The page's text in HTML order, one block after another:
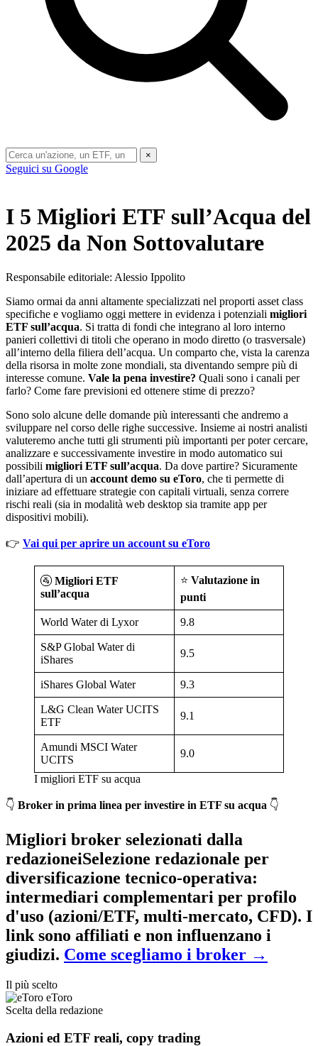
×
Seguici su Google
I 5 Migliori ETF sull’Acqua del
2025 da Non Sottovalutare
Responsabile editoriale: Alessio Ippolito
Siamo ormai da anni altamente specializzati nel proporti asset class
specifiche e vogliamo oggi mettere in evidenza i potenziali migliori
ETF sull’acqua. Si tratta di fondi che integrano al loro interno
panieri collettivi di titoli che operano in modo diretto (o trasversale)
all’interno della filiera dell’acqua. Un comparto che, vista la carenza
della risorsa in molte zone mondiali, sta diventando sempre più di
interesse comune. Vale la pena investire? Quali sono i canali per
farlo? Come fare previsioni ed ottenere stime di prezzo?
Sono solo alcune delle domande più interessanti che andremo a
sviluppare nel corso delle righe successive. Insieme ai nostri analisti
valuteremo anche tutti gli strumenti più importanti per poter cercare,
analizzare e successivamente investire in modo automatico sui
possibili migliori ETF sull’acqua. Da dove partire? Sicuramente
dall’apertura di un account demo su eToro, che ti permette di
iniziare ad effettuare strategie con capitali virtuali, senza correre
rischi reali (sia in modalità web desktop sia tramite app per
dispositivi mobili).
👉 Vai qui per aprire un account su eToro
🚰 Migliori ETF
sull’acqua
⭐ Valutazione in
punti
World Water di Lyxor 9.8
S&P Global Water di
iShares
9.5
iShares Global Water 9.3
L&G Clean Water UCITS
ETF
9.1
Amundi MSCI Water
UCITS
9.0
I migliori ETF su acqua
👇 Broker in prima linea per investire in ETF su acqua 👇
Migliori broker selezionati dalla
redazioneiSelezione redazionale per
diversificazione tecnico-operativa:
intermediari complementari per profilo
d'uso (azioni/ETF, multi-mercato, CFD). I
link sono affiliati e non influenzano i
giudizi. Come scegliamo i broker →
Il più scelto
eToro
Scelta della redazione
Azioni ed ETF reali, copy trading